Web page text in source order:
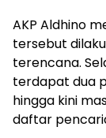
AKP Aldhino
tersebut
terencana.
terdapat dua
hingga kini
daftar